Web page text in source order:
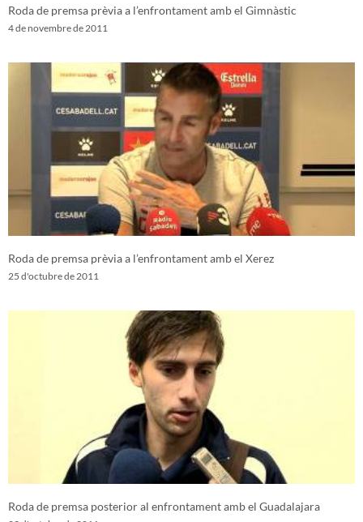
Roda de premsa prèvia a l’enfrontament amb el Gimnàstic
4 de novembre de 2011
Roda de premsa prèvia a l’enfrontament amb el Xerez
25 d'octubre de 2011
Roda de premsa posterior al enfrontament amb el Guadalajara